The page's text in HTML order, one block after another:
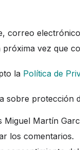
correo
vez que
la Política de
sobre protección
Miguel Martín
los comentarios.